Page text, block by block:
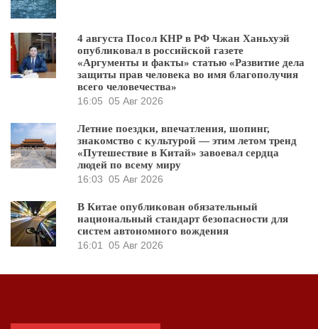
4 августа Посол КНР в РФ Чжан Ханьхуэй
опубликовал в российской газете
«Аргументы и факты» статью «Развитие дела
защиты прав человека во имя благополучия
всего человечества»
16:05 05 Авг 2026
Летние поездки, впечатления, шопинг,
знакомство с культурой — этим летом тренд
«Путешествие в Китай» завоевал сердца
людей по всему миру
16:03 05 Авг 2026
В Китае опубликован обязательный
национальный стандарт безопасности для
систем автономного вождения
16:01
05 Авг 2026